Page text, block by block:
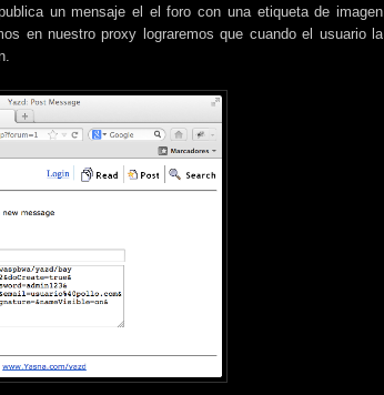
un mensaje el el foro con una etiqueta de imagen
en nuestro proxy lograremos que cuando el usuario la